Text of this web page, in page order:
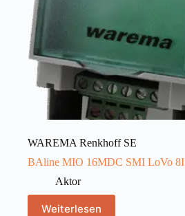
WAREMA Renkhoff SE
BAline MIO 16MDC SMI LoVo 8I
Aktor
Weiterlesen